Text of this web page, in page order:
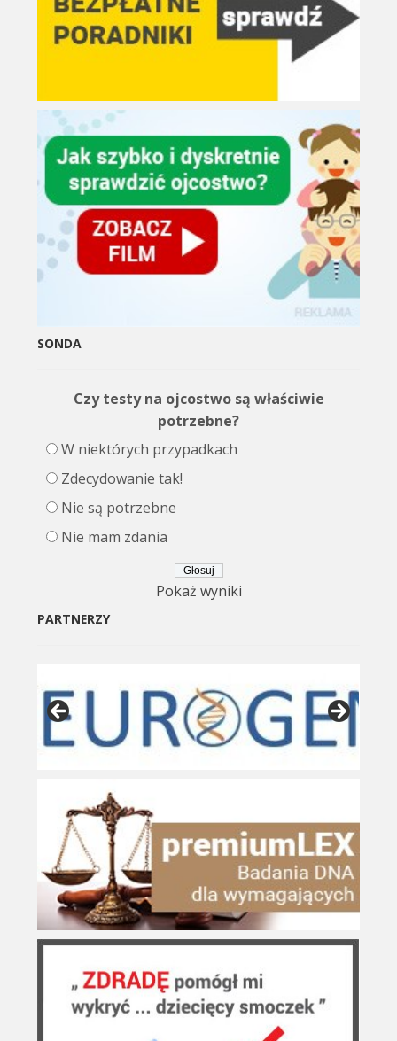
SONDA
Czy testy na ojcostwo są właściwie
potrzebne?
W niektórych przypadkach
Zdecydowanie tak!
Nie są potrzebne
Nie mam zdania
Pokaż wyniki
PARTNERZY